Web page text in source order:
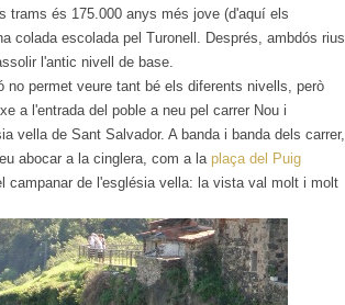
trams és 175.000 anys més jove (d'aquí els
colada escolada pel Turonell. Després, ambdós rius
l'antic nivell de base.
no permet veure tant bé els diferents nivells, però
a l'entrada del poble a neu pel carrer Nou i
vella de Sant Salvador. A banda i banda dels carrer,
abocar a la cinglera, com a la plaça del Puig
campanar de l'església vella: la vista val molt i molt